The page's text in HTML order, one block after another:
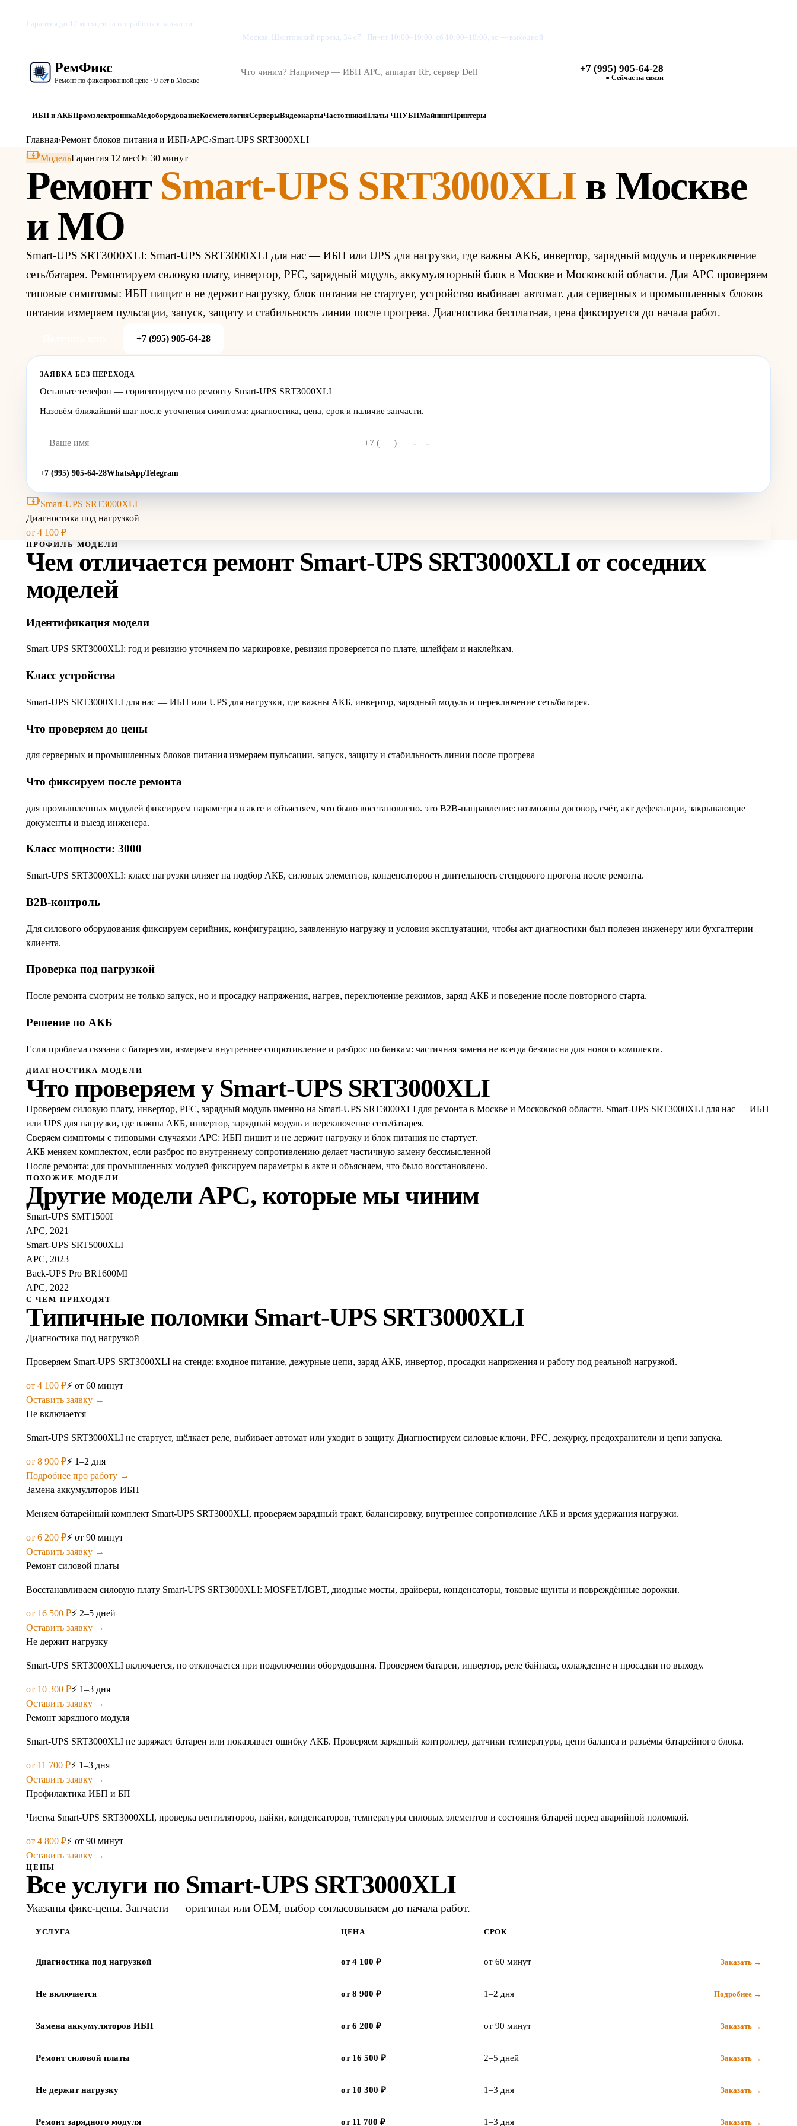
Гарантия до 12 месяцев на все работы и запчасти
Москва, Шмитовский проезд, 34 с7 · Пн–пт 10:00–19:00, сб 10:00–18:00, вс — выходной
РемФикс
Ремонт по фиксированной цене · 9 лет в Москве
+7 (995) 905-64-28
● Сейчас на связи
ИБП и АКБПромэлектроникаМедоборудованиеКосметологияСерверыВидеокартыЧастотникиПлаты ЧПУБПМайнингПринтеры
Главная›Ремонт блоков питания и ИБП›APC›Smart-UPS SRT3000XLI
МодельГарантия 12 месОт 30 минут
Ремонт Smart-UPS SRT3000XLIв Москве
и МО
Smart-UPS SRT3000XLI: Smart-UPS SRT3000XLI для нас — ИБП или UPS для нагрузки, где важны АКБ, инвертор, зарядный модуль и переключение
сеть/батарея. Ремонтируем силовую плату, инвертор, PFC, зарядный модуль, аккумуляторный блок в Москве и Московской области. Для APC проверяем
типовые симптомы: ИБП пищит и не держит нагрузку, блок питания не стартует, устройство выбивает автомат. для серверных и промышленных блоков
питания измеряем пульсации, запуск, защиту и стабильность линии после прогрева. Диагностика бесплатная, цена фиксируется до начала работ.
+7 (995) 905-64-28
ЗАЯВКА БЕЗ ПЕРЕХОДА
Оставьте телефон — сориентируем по ремонту Smart-UPS SRT3000XLI
Назовём ближайший шаг после уточнения симптома: диагностика, цена, срок и наличие запчасти.
+7 (995) 905-64-28WhatsAppTelegram
Smart-UPS SRT3000XLI
Диагностика под нагрузкой
от 4 100 ₽
ПРОФИЛЬ МОДЕЛИ
Чем отличается ремонт Smart-UPS SRT3000XLI от соседних
моделей
Идентификация модели
Smart-UPS SRT3000XLI: год и ревизию уточняем по маркировке, ревизия проверяется по плате, шлейфам и наклейкам.
Класс устройства
Smart-UPS SRT3000XLI для нас — ИБП или UPS для нагрузки, где важны АКБ, инвертор, зарядный модуль и переключение сеть/батарея.
Что проверяем до цены
для серверных и промышленных блоков питания измеряем пульсации, запуск, защиту и стабильность линии после прогрева
Что фиксируем после ремонта
для промышленных модулей фиксируем параметры в акте и объясняем, что было восстановлено. это B2B-направление: возможны договор, счёт, акт дефектации, закрывающие
документы и выезд инженера.
Класс мощности: 3000
Smart-UPS SRT3000XLI: класс нагрузки влияет на подбор АКБ, силовых элементов, конденсаторов и длительность стендового прогона после ремонта.
B2B-контроль
Для силового оборудования фиксируем серийник, конфигурацию, заявленную нагрузку и условия эксплуатации, чтобы акт диагностики был полезен инженеру или бухгалтерии
клиента.
Проверка под нагрузкой
После ремонта смотрим не только запуск, но и просадку напряжения, нагрев, переключение режимов, заряд АКБ и поведение после повторного старта.
Решение по АКБ
Если проблема связана с батареями, измеряем внутреннее сопротивление и разброс по банкам: частичная замена не всегда безопасна для нового комплекта.
ДИАГНОСТИКА МОДЕЛИ
Что проверяем у Smart-UPS SRT3000XLI
Проверяем силовую плату, инвертор, PFC, зарядный модуль именно на Smart-UPS SRT3000XLI для ремонта в Москве и Московской области. Smart-UPS SRT3000XLI для нас — ИБП
или UPS для нагрузки, где важны АКБ, инвертор, зарядный модуль и переключение сеть/батарея.
Сверяем симптомы с типовыми случаями APC: ИБП пищит и не держит нагрузку и блок питания не стартует.
АКБ меняем комплектом, если разброс по внутреннему сопротивлению делает частичную замену бессмысленной
После ремонта: для промышленных модулей фиксируем параметры в акте и объясняем, что было восстановлено.
ПОХОЖИЕ МОДЕЛИ
Другие моделиAPC, которые мы чиним
Smart-UPS SMT1500I
APC, 2021
Smart-UPS SRT5000XLI
APC, 2023
Back-UPS Pro BR1600MI
APC, 2022
С ЧЕМ ПРИХОДЯТ
Типичные поломки Smart-UPS SRT3000XLI
Диагностика под нагрузкой
Проверяем Smart-UPS SRT3000XLI на стенде: входное питание, дежурные цепи, заряд АКБ, инвертор, просадки напряжения и работу под реальной нагрузкой.
от 4 100 ₽⚡ от 60 минут
Оставить заявку →
Не включается
Smart-UPS SRT3000XLI не стартует, щёлкает реле, выбивает автомат или уходит в защиту. Диагностируем силовые ключи, PFC, дежурку, предохранители и цепи запуска.
от 8 900 ₽⚡ 1–2 дня
Подробнее про работу →
Замена аккумуляторов ИБП
Меняем батарейный комплект Smart-UPS SRT3000XLI, проверяем зарядный тракт, балансировку, внутреннее сопротивление АКБ и время удержания нагрузки.
от 6 200 ₽⚡ от 90 минут
Оставить заявку →
Ремонт силовой платы
Восстанавливаем силовую плату Smart-UPS SRT3000XLI: MOSFET/IGBT, диодные мосты, драйверы, конденсаторы, токовые шунты и повреждённые дорожки.
от 16 500 ₽⚡ 2–5 дней
Оставить заявку →
Не держит нагрузку
Smart-UPS SRT3000XLI включается, но отключается при подключении оборудования. Проверяем батареи, инвертор, реле байпаса, охлаждение и просадки по выходу.
от 10 300 ₽⚡ 1–3 дня
Оставить заявку →
Ремонт зарядного модуля
Smart-UPS SRT3000XLI не заряжает батареи или показывает ошибку АКБ. Проверяем зарядный контроллер, датчики температуры, цепи баланса и разъёмы батарейного блока.
от 11 700 ₽⚡ 1–3 дня
Оставить заявку →
Профилактика ИБП и БП
Чистка Smart-UPS SRT3000XLI, проверка вентиляторов, пайки, конденсаторов, температуры силовых элементов и состояния батарей перед аварийной поломкой.
от 4 800 ₽⚡ от 90 минут
Оставить заявку →
ЦЕНЫ
Все услуги по Smart-UPS SRT3000XLI
Указаны фикс-цены. Запчасти — оригинал или OEM, выбор согласовываем до начала работ.
УСЛУГА ЦЕНА СРОК
Диагностика под нагрузкой от 4 100 ₽ от 60 минут Заказать →
Не включается от 8 900 ₽ 1–2 дня Подробнее →
Замена аккумуляторов ИБП от 6 200 ₽ от 90 минут Заказать →
Ремонт силовой платы от 16 500 ₽ 2–5 дней Заказать →
Не держит нагрузку от 10 300 ₽ 1–3 дня Заказать →
Ремонт зарядного модуля от 11 700 ₽ 1–3 дня Заказать →